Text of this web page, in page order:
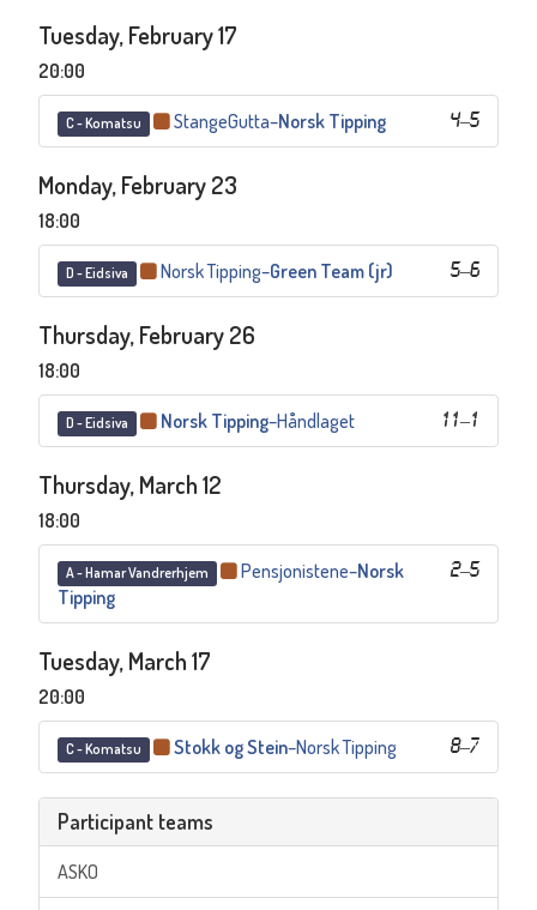
Tuesday, February 17
20:00
C - Komatsu 4–5
StangeGutta–Norsk Tipping
Monday, February 23
18:00
D - Eidsiva 5–6
Norsk Tipping–Green Team (jr)
Thursday, February 26
18:00
D - Eidsiva 11–1
Norsk Tipping–Håndlaget
Thursday, March 12
18:00
A - Hamar Vandrerhjem 2–5
Pensjonistene–Norsk
Tipping
Tuesday, March 17
20:00
C - Komatsu 8–7
Stokk og Stein–Norsk Tipping
Participant teams
ASKO